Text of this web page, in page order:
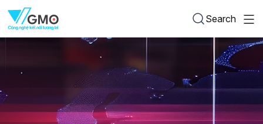
Search